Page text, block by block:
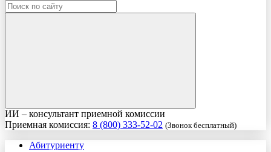
ИИ – консультант приемной комиссии
Приемная комиссия: 8 (800) 333-52-02 (Звонок бесплатный)
Абитуриенту